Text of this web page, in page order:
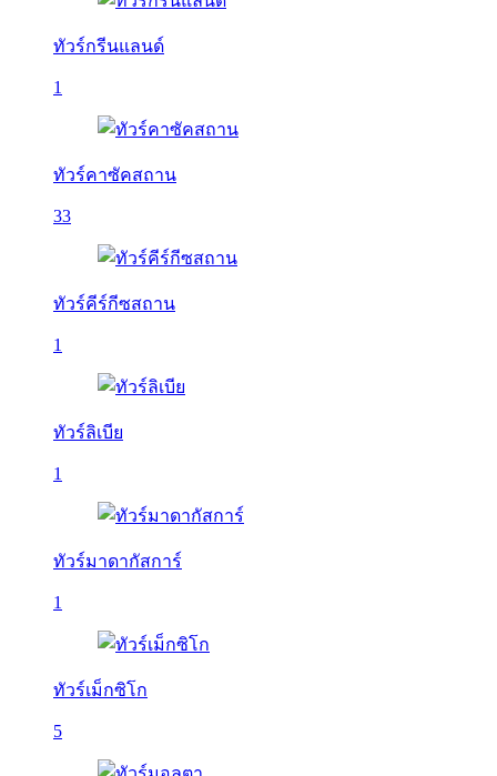
ทัวร์กรีนแลนด์
1
ทัวร์คาซัคสถาน
33
ทัวร์คีร์กีซสถาน
1
ทัวร์ลิเบีย
1
ทัวร์มาดากัสการ์
1
ทัวร์เม็กซิโก
5